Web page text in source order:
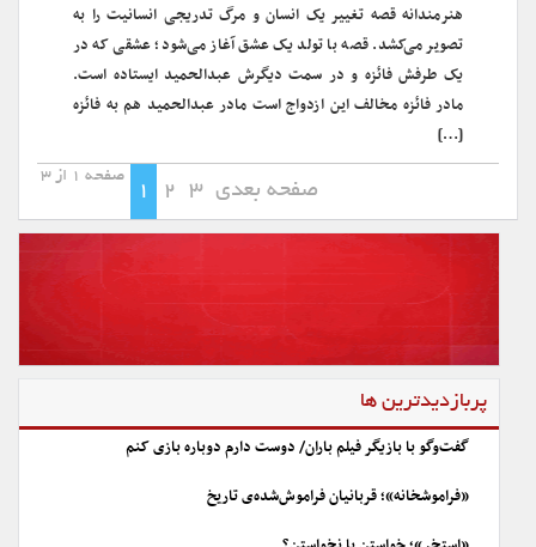
هنرمندانه قصه تغییر یک انسان و مرگ تدریجی انسانیت را به
تصویر می‌کشد. قصه با تولد یک عشق آغاز می‌شود؛ عشقی که در
یک طرفش فائزه و در سمت دیگرش عبدالحمید ایستاده است.
مادر فائزه مخالف این ازدواج است مادر عبدالحمید هم به فائزه
[…]
صفحه 1 از 3
1 2 3 صفحه بعدی
پربازدیدترین ها
گفت‌وگو با بازیگر فیلم باران/ دوست دارم دوباره بازی کنم
«فراموشخانه»؛ قربانیان فراموش‌شده‌ی تاریخ